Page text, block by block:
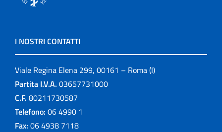
I NOSTRI CONTATTI
Viale Regina Elena 299, 00161 – Roma (I)
Partita I.V.A. 03657731000
C.F. 80211730587
Telefono: 06 4990 1
Fax: 06 4938 7118